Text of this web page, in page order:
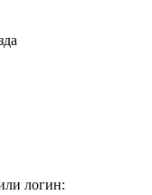
логин: